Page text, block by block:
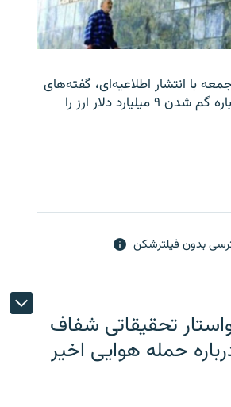
با انتشار اطلاعیه‌ای، گفته‌های
یک نماینده مجلس درباره گم شدن ۹ میلیارد دلار ارز را
بدون فیلترشکن
تحقیقاتی شفاف
حمله هوایی اخیر